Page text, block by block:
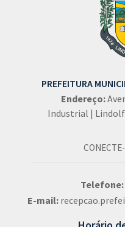
PREFEITURA
Endereço:
Industrial |
Telefone:
E-mail: